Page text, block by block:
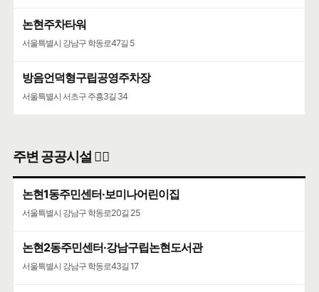
논현주차타워
서울특별시 강남구 학동로47길 5
방음언덕형구립공영주차장
서울특별시 서초구 주흥3길 34
주변 공공시설 👨‍✈️
논현1동주민센터·보미나어린이집
서울특별시 강남구 학동로20길 25
논현2동주민센터·강남구립논현도서관
서울특별시 강남구 학동로43길 17